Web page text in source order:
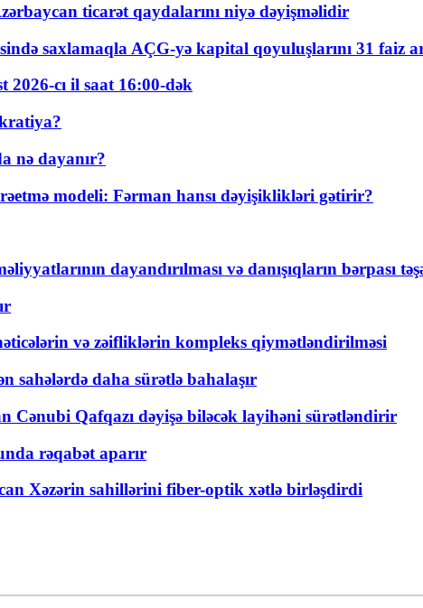
ticarət qaydalarını niyə dəyişməlidir
saxlamaqla AÇG-yə kapital qoyuluşlarını 31 faiz
2026-cı il saat 16:00-dək
nə dayanır?
modeli: Fərman hansı dəyişiklikləri gətirir?
dayandırılması və danışıqların bərpası
və zəifliklərin kompleks qiymətləndirilməsi
sahələrdə daha sürətlə bahalaşır
Qafqazı dəyişə biləcək layihəni sürətləndirir
rəqabət aparır
Xəzərin sahillərini fiber-optik xətlə birləşdirdi